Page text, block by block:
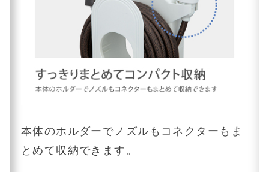
本体のホルダーでノズルもコネクターもま
とめて収納できます。